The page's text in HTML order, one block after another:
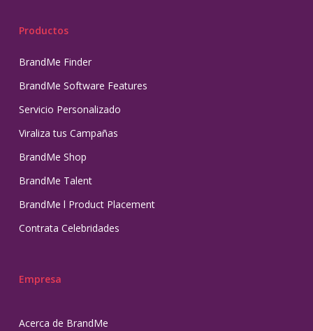
Productos
BrandMe Finder
BrandMe Software Features
Servicio Personalizado
Viraliza tus Campañas
BrandMe Shop
BrandMe Talent
BrandMe l Product Placement
Contrata Celebridades
Empresa
Acerca de BrandMe